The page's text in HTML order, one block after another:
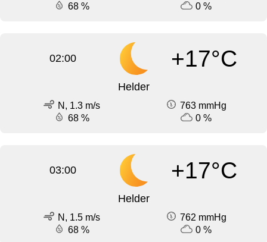
68 %
0 %
02:00 +17°C
Helder
N, 1.3 m/s
763 mmHg
68 %
0 %
03:00 +17°C
Helder
N, 1.5 m/s
762 mmHg
68 %
0 %